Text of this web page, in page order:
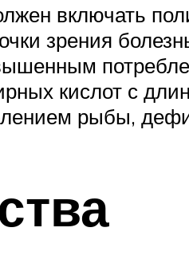
включать
зрения
кислот с
рыбы,